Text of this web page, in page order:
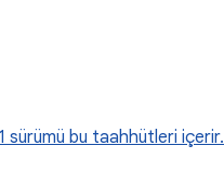
sürümü bu taahhütleri içerir.